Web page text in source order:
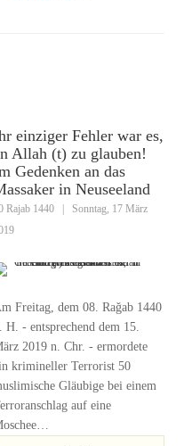
einziger Fehler war es,
Allah (t) zu glauben!
Gedenken an das
in Neuseeland
Rajab 1440
Sonntag, 17 März
Freitag, dem 08. Raǧab 1440
H. - entsprechend dem 15.
2019 n. Chr. - ermordete
krimineller Terrorist 50
Gläubige bei einem
auf eine